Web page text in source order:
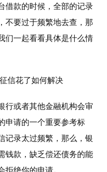
借款的时候，全部的记录
不要过于频繁地去查，那
们一起看看具体是什么情
信花了如何解决
行或者其他金融机构会审
申请的一个重要参考标
记录太过频繁，那么，银
钱款，缺乏偿还债务的能